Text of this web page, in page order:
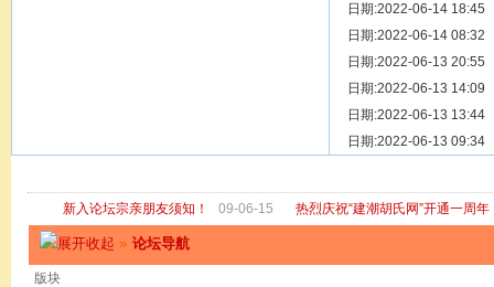
[ 族谱知识 ] 一元等于多
日期:2022-06-14 18:45
[ 散文随笔 ] 写给远在天
日期:2022-06-14 08:32
[ 宗亲新闻 ] 关于“金鸡落
日期:2022-06-13 20:55
[ 庙堂宗祠 ] 洽礼祖祠
日期:2022-06-13 14:09
[ 庙堂宗祠 ] 京华胡氏二
日期:2022-06-13 13:44
[ 庙堂宗祠 ] 祖祠、家庙
日期:2022-06-13 09:34
新入论坛宗亲朋友须知！ 09-06-15 热烈庆祝“建潮胡氏网”开通一周年
» 论坛导航
版块